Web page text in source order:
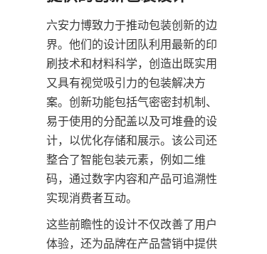
六安力博致力于推动包装创新的边
界。他们的设计团队利用最新的印
刷技术和材料科学，创造出既实用
又具有视觉吸引力的包装解决方
案。创新功能包括气密密封机制、
易于使用的分配盖以及可堆叠的设
计，以优化存储和展示。该公司还
整合了智能包装元素，例如二维
码，通过数字内容和产品可追溯性
实现消费者互动。
这些前瞻性的设计不仅改善了用户
体验，还为品牌在产品营销中提供